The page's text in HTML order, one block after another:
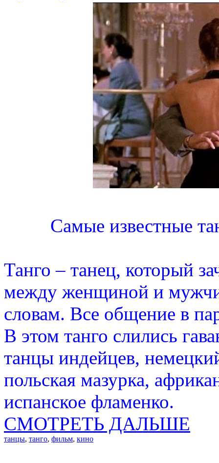
Самые известные
Танго – танец, который
между женщиной и
словам. Все общение в
В этом танго слились
танцы индейцев,
польская мазурка,
испанское фламенко.
СМОТРЕТЬ ДАЛЬШЕ
танцы, танго, фильм, кино